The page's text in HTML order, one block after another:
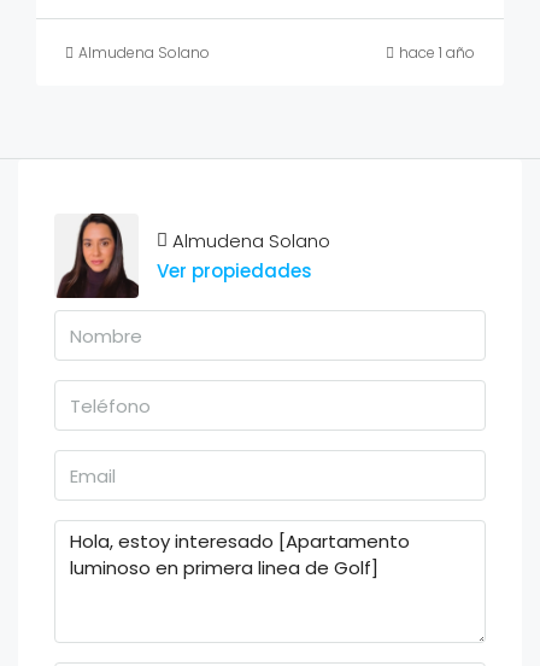
Almudena Solano hace 1 año
Almudena Solano
Ver propiedades